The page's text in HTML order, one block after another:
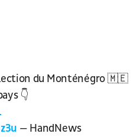
du Monténégro 🇲🇪
👇
— HandNews